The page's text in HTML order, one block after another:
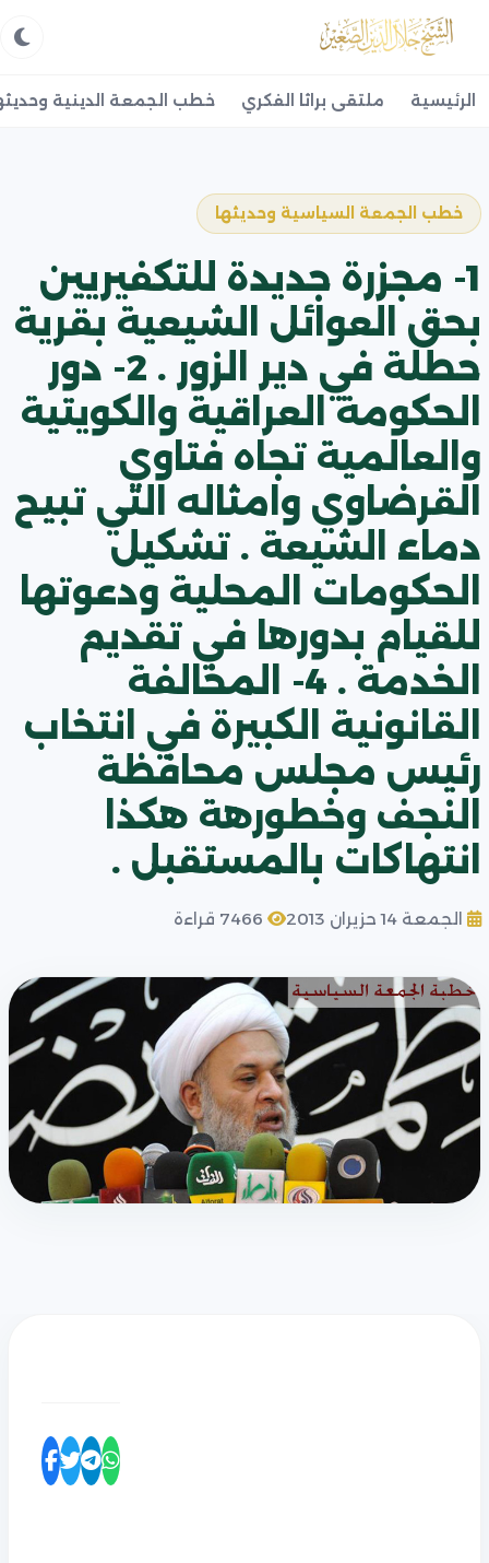
الرئيسية ملتقى براثا الفكري خطب الجمعة الدينية
خطب الجمعة السياسية وحديثها
1- مجزرة جديدة للتكفيريين
بحق العوائل الشيعية بقرية
حطلة في دير الزور . 2- دور
الحكومة العراقية والكويتية
والعالمية تجاه فتاوي
القرضاوي وامثاله التي تبيح
دماء الشيعة . تشكيل
الحكومات المحلية ودعوتها
للقيام بدورها في تقديم
الخدمة . 4- المخالفة
القانونية الكبيرة في انتخاب
رئيس مجلس محافظة
النجف وخطورهة هكذا
انتهاكات بالمستقبل .
الجمعة 14 حزيران 2013